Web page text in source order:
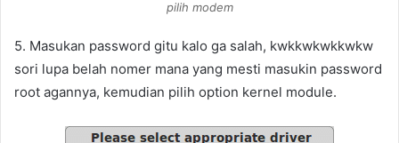
pilih modem
5. Masukan password gitu kalo ga salah, kwkkwkwkkwkw
sori lupa belah nomer mana yang mesti masukin password
root agannya, kemudian pilih option kernel module.